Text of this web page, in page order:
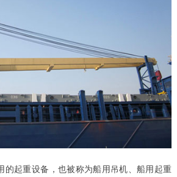
的起重设备，也被称为船用吊机、船用起重